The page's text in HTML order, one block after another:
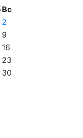
Вс
2
9
16
23
30